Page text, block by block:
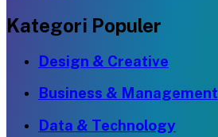
Kategori Populer
Design & Creative
Business & Management
Data & Technology